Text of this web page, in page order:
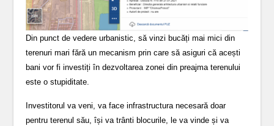
Din punct de vedere urbanistic, să vinzi bucăți mai mici din
terenuri mari fără un mecanism prin care să asiguri că acești
bani vor fi investiți în dezvoltarea zonei din preajma terenului
este o stupiditate.
Investitorul va veni, va face infrastructura necesară doar
pentru terenul său, își va trânti blocurile, le va vinde și va